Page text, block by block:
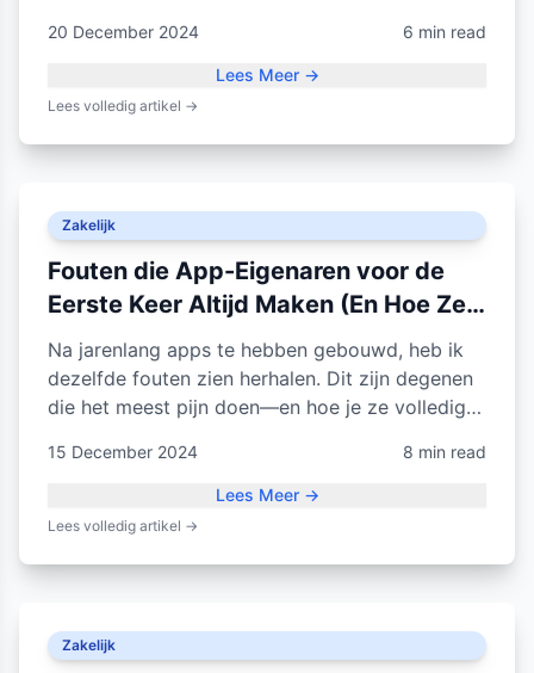
20 December 2024 6 min read
Lees Meer→
Lees volledig artikel →
Zakelijk
Fouten die App-Eigenaren voor de
Eerste Keer Altijd Maken (En Hoe Ze
te Vermijden)
Na jarenlang apps te hebben gebouwd, heb ik
dezelfde fouten zien herhalen. Dit zijn degenen
die het meest pijn doen—en hoe je ze volledig
15 December 2024 8 min read
Lees Meer→
Lees volledig artikel →
Zakelijk